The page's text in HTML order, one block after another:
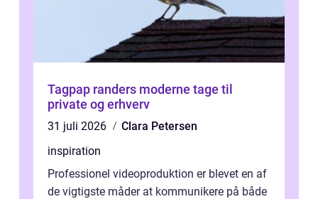
Tagpap randers moderne tage til
private og erhverv
31 juli 2026
Clara Petersen
inspiration
Professionel videoproduktion er blevet en af
de vigtigste måder at kommunikere på både